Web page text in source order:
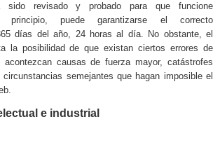
revisado y probado para que funcione
principio, puede garantizarse el correcto
días del año, 24 horas al día. No obstante, el
la posibilidad de que existan ciertos errores de
acontezcan causas de fuerza mayor, catástrofes
semejantes que hagan imposible el
e industrial